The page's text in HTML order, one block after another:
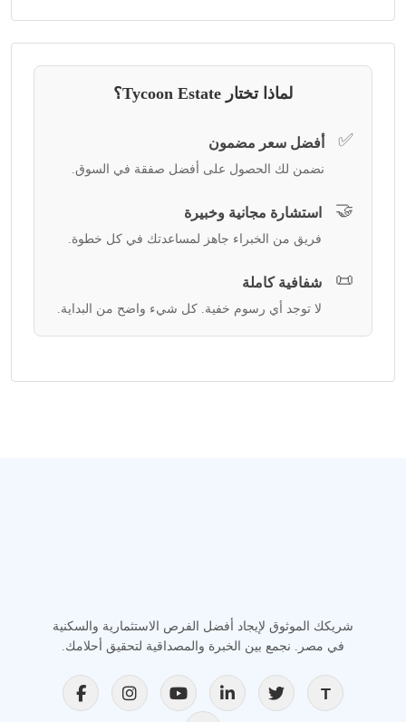
لماذا تختار Tycoon Estate؟
✅ أفضل سعر مضمون
نضمن لك الحصول على أفضل صفقة في السوق.
🤝 استشارة مجانية وخبيرة
فريق من الخبراء جاهز لمساعدتك في كل خطوة.
📜 شفافية كاملة
لا توجد أي رسوم خفية. كل شيء واضح من البداية.
شريكك الموثوق لإيجاد أفضل الفرص الاستثمارية والسكنية
في مصر. نجمع بين الخبرة والمصداقية لتحقيق أحلامك.